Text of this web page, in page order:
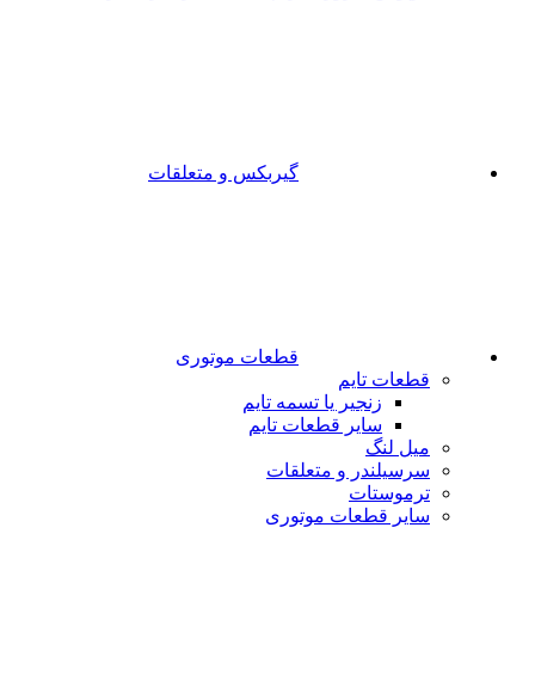
گیربکس و متعلقات
قطعات موتوری
قطعات تایم
زنجیر یا تسمه تایم
سایر قطعات تایم
میل لنگ
سرسیلندر و متعلقات
ترموستات
سایر قطعات موتوری